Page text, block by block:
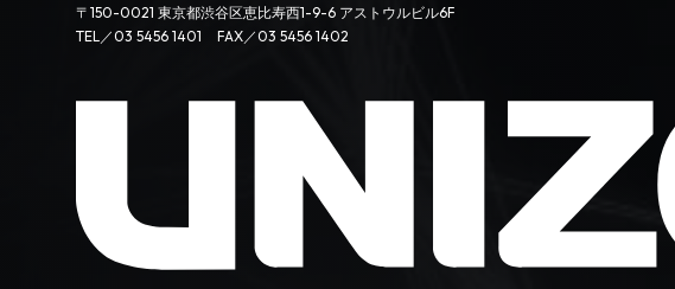
〒150-0021 東京都渋谷区恵比寿西1-9-6 アストウルビル6F
TEL／03 5456 1401
FAX／03 5456 1402